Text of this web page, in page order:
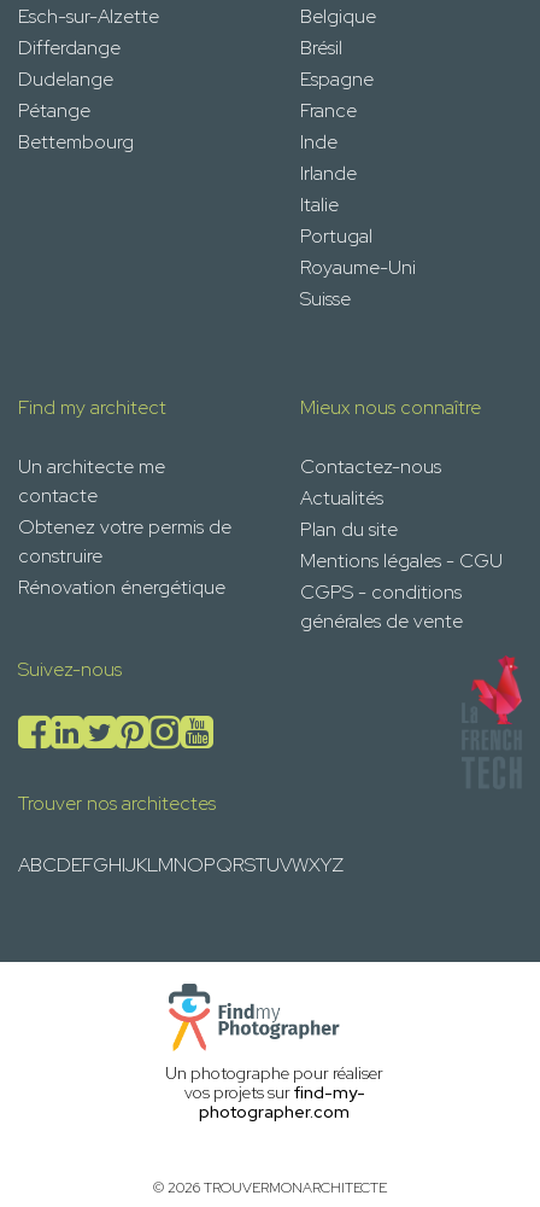
Esch-sur-Alzette
Differdange
Dudelange
Pétange
Bettembourg
Belgique
Brésil
Espagne
France
Inde
Irlande
Italie
Portugal
Royaume-Uni
Suisse
Find my architect
Un architecte me
contacte
Obtenez votre permis de
construire
Rénovation énergétique
Mieux nous connaître
Contactez-nous
Actualités
Plan du site
Mentions légales - CGU
CGPS - conditions
générales de vente
Suivez-nous
Trouver nos architectes
ABCDEFGHIJKLMNOPQRSTUVWXYZ
Un photographe pour réaliser
vos projets surfind-my-
photographer.com
© 2026 TROUVERMONARCHITECTE